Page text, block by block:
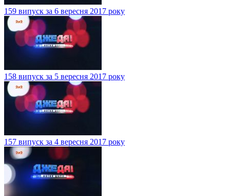
159 випуск за 6 вересня 2017 року
158 випуск за 5 вересня 2017 року
157 випуск за 4 вересня 2017 року